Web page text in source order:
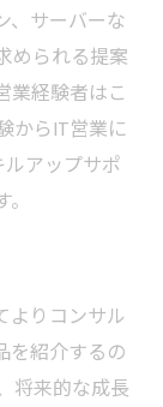
、サーバーな
められる提案
業経験者はこ
からIT営業に
アップサポ
よりコンサル
を紹介するの
将来的な成長